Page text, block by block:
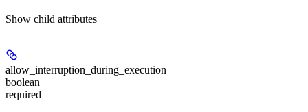
Show child attributes
allow_interruption_during_execution
boolean
required